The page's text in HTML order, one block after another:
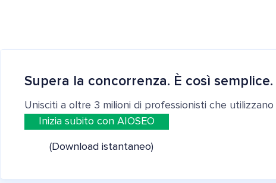
Supera la concorrenza. È così semplice.
Unisciti a oltre 3 milioni di professionisti che
Inizia subito con AIOSEO
(Download istantaneo)